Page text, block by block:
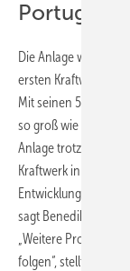
Portugal
Die Anlage wird in
ersten Kraftwerk in
Mit seinen 50
so groß wie die
Anlage trotzdem
Kraftwerk in Betrieb
Entwicklung
sagt Benedikt
„Weitere Projekte
folgen“, stellt er